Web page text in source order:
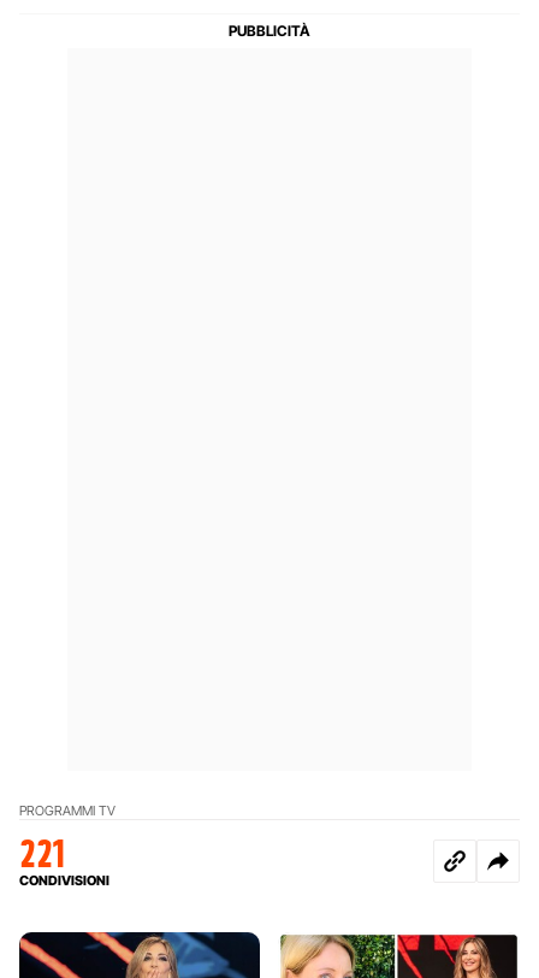
PROGRAMMI TV
221
CONDIVISIONI